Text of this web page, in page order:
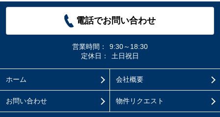
電話でお問い合わせ
営業時間：
9:30～18:30
定休日：
土日祝日
ホーム 会社概要
お問い合わせ 物件リクエスト